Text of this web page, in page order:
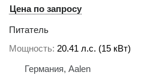
Цена по запросу
Питатель
Мощность 20.41 л.с. (15 кВт)
Германия, Aalen